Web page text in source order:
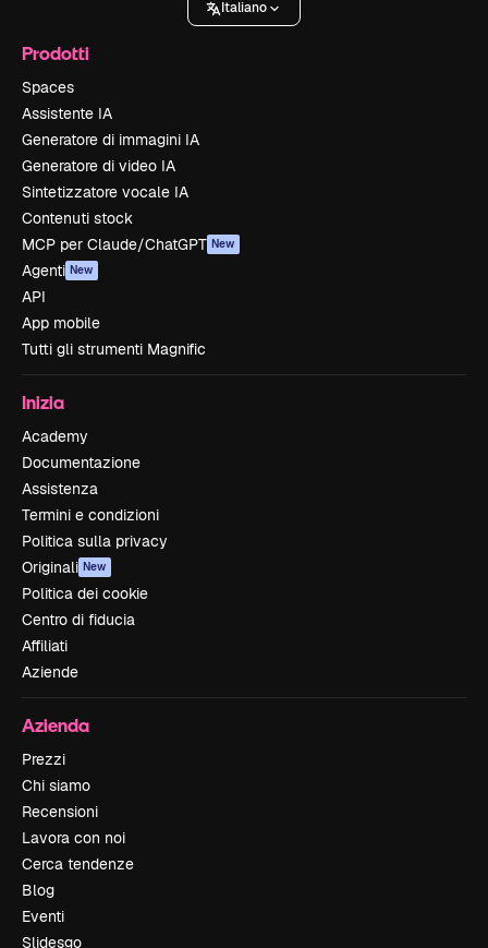
Italiano
Prodotti
Spaces
Assistente IA
Generatore di immagini IA
Generatore di video IA
Sintetizzatore vocale IA
Contenuti stock
MCP per Claude/ChatGPT New
Agenti New
API
App mobile
Tutti gli strumenti Magnific
Inizia
Academy
Documentazione
Assistenza
Termini e condizioni
Politica sulla privacy
Originali New
Politica dei cookie
Centro di fiducia
Affiliati
Aziende
Azienda
Prezzi
Chi siamo
Recensioni
Lavora con noi
Cerca tendenze
Blog
Eventi
Slidesgo